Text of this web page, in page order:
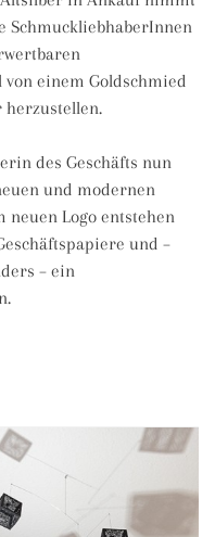
SchmuckliebhaberInnen
einem Goldschmied
herzustellen.
des Geschäfts nun
und modernen
neuen Logo entstehen
und –
– ein